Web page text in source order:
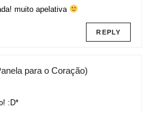
muito apelativa
REPLY
para o Coração)
:D*